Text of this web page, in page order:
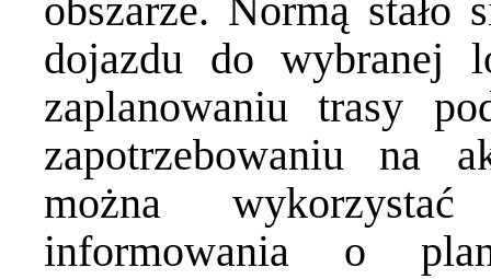
obszarze. Normą stało
dojazdu do wybranej
zaplanowaniu trasy
zapotrzebowaniu na
można
informowania o